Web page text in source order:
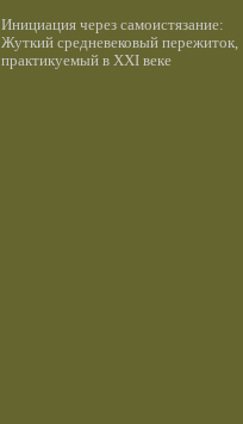
Инициация через самоистязание:
Жуткий средневековый пережиток,
практикуемый в XXI веке